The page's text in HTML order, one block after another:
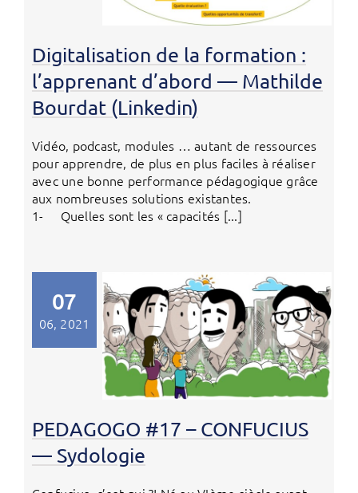
Digitalisation de la formation :
l’apprenant d’abord — Mathilde
Bourdat (Linkedin)
Vidéo, podcast, modules … autant de ressources
pour apprendre, de plus en plus faciles à réaliser
avec une bonne performance pédagogique grâce
aux nombreuses solutions existantes.
1- Quelles sont les « capacités [...]
07
06, 2021
PEDAGOGO #17 – CONFUCIUS
— Sydologie